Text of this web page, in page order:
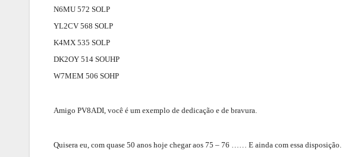
N6MU 572 SOLP
YL2CV 568 SOLP
K4MX 535 SOLP
DK2OY 514 SOUHP
W7MEM 506 SOHP
Amigo PV8ADI, você é um exemplo de dedicação e de bravura.
Quisera eu, com quase 50 anos hoje chegar aos 75 – 76 …… E ainda com essa disposição.